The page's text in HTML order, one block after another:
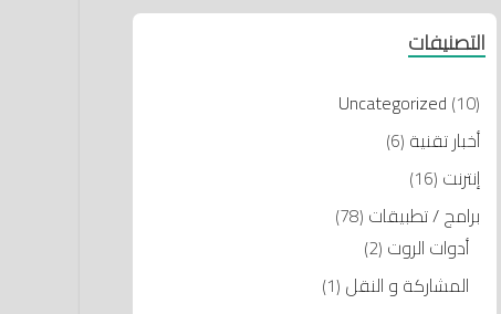
التصنيفات
Uncategorized (10)
أخبار تقنية (6)
إنترنت (16)
برامج / تطبيقات (78)
أدوات الروت (2)
المشاركة و النقل (1)